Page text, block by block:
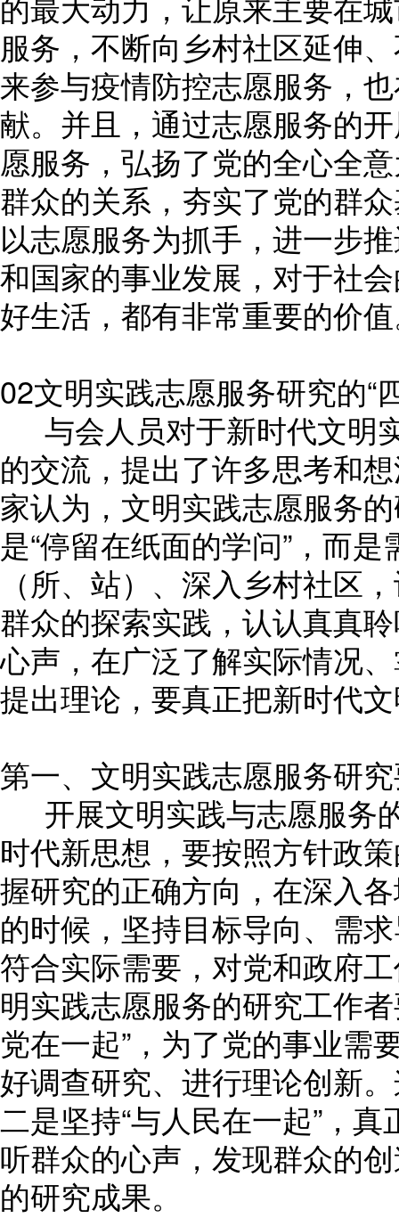
服务，不断向乡村社区延伸
来参与疫情防控志愿服务，
献。并且，通过志愿服务的
愿服务，弘扬了党的全心全
群众的关系，夯实了党的群
以志愿服务为抓手，进一步
和国家的事业发展，对于社
好生活，都有非常重要的价
02文明实践志愿服务研究的“
与会人员对于新时代文明
的交流，提出了许多思考和
家认为，文明实践志愿服务
是“停留在纸面的学问”，而
（所、站）、深入乡村社区
群众的探索实践，认认真真
心声，在广泛了解实际情况
提出理论，要真正把新时代
第一、文明实践志愿服务研
开展文明实践与志愿服务
时代新思想，要按照方针政
握研究的正确方向，在深入
的时候，坚持目标导向、需
符合实际需要，对党和政府
明实践志愿服务的研究工作
党在一起”，为了党的事业需
好调查研究、进行理论创新
二是坚持“与人民在一起”，
听群众的心声，发现群众的
的研究成果。